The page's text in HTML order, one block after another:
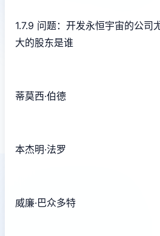
1.7.9 问题：开发永恒宇宙的公司
大的股东是谁
蒂莫西·伯德
本杰明·法罗
威廉·巴众多特